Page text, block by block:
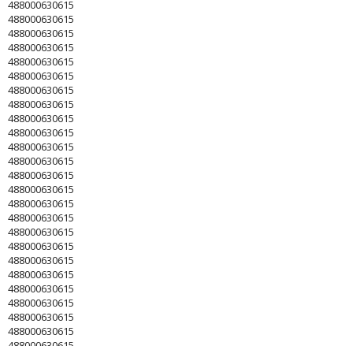
488000630615
488000630615
488000630615
488000630615
488000630615
488000630615
488000630615
488000630615
488000630615
488000630615
488000630615
488000630615
488000630615
488000630615
488000630615
488000630615
488000630615
488000630615
488000630615
488000630615
488000630615
488000630615
488000630615
488000630615